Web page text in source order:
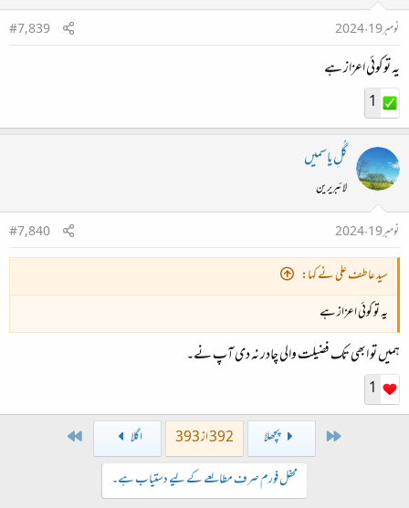
نومبر 19، 2024
#7,839
یہ تو کوئی اعزاز ہے
1
گُلِ یاسمیں
لائبریرین
نومبر 19، 2024
#7,840
سید عاطف علی نے کہا:
یہ تو کوئی اعزاز ہے
ہمیں تو ابھی تک فضیلت والی چادر نہ دی آپ نے۔
1
پچھلا 392 از 393 اگلا
محفل فورم صرف مطالعے کے لیے دستیاب ہے۔